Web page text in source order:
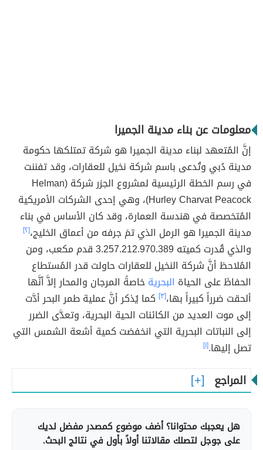
معلومات عن بناء مدينة الجميرا
إنَّ المُتعهد لبناء مدينة الجميرا هو شركة تمتلكها حكومة
مدينة دُبي وتُدعى باسم شركة نخيل للعقارات، وقد تفننت
في رسم الخطة الرئيسية لمشروع الجزر شركة (Helman
Hurley Charvat Peacock)، وهي إحدى الشركات الأمريكية
المُتخصصة في هندسة العمارة، وقد كان الأساس في بناء
مدينة الجميرا هو الرمل الذي تمَ جرفه من أعماق الخليج،[٢]
والذي قُدرت كميته 3.257.212.970.389 قدم مكعب، ومن
المُلاحظ أنَّ شركة النخيل للعقارات حاولت قدر المُستطاع
الحفاظَ على الحياة البحريةخاصةً المرجان والمحار إلاَّ أنَّها
ألحقت ضرراً كبيراً بها،[٣]
كما يُذكر أنَّ عملية طمر البحر أدَّت
إلى موت العديد من الكائنات الحية البحرية، وتعدَّى الضرر
إلى النباتات البحرية التي انخفضت كمية أشعة الشمس التي
تصل إليها.[١]
المراجع
هل يعجبك محتوانا؟ أضف موضوع كمصدر مفضل لديك
على جوجل لتصلك مقالاتنا أولاً بأول في نتائج البحث.